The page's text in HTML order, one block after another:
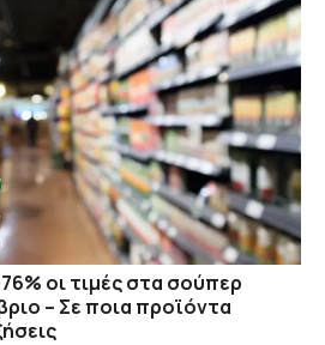
οι τιμές στα σούπερ
– Σε ποια προϊόντα